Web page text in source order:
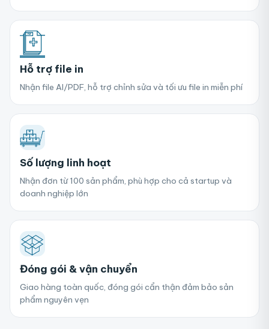
Hỗ trợ file in
Nhận file AI/PDF, hỗ trợ chỉnh sửa và tối ưu file in miễn phí
Số lượng linh hoạt
Nhận đơn từ 100 sản phẩm, phù hợp cho cả startup và
doanh nghiệp lớn
Đóng gói & vận chuyển
Giao hàng toàn quốc, đóng gói cẩn thận đảm bảo sản
phẩm nguyên vẹn